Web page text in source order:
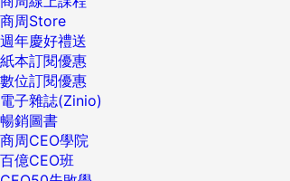
商周Store
週年慶好禮送
紙本訂閱優惠
數位訂閱優惠
電子雜誌(Zinio)
暢銷圖書
商周CEO學院
百億CEO班